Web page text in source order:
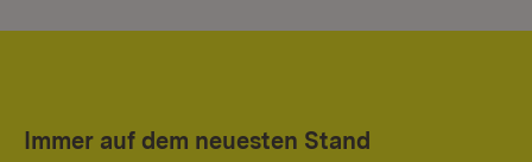
Immer auf dem neuesten Stand